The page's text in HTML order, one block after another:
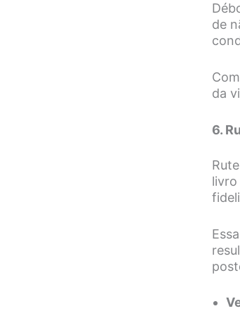
de
da
6.
livro